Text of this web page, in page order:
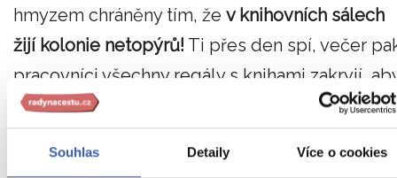
Souhlas Detaily Více o cookies
hmyzem chráněny tím, že v knihovních sálech
žijí kolonie netopýrů! Ti přes den spí, večer
pracovníci všechny regály s knihami zakryjí,
mohli ráno
odstranit netopýří trus, který se
později využívá jako hnojivo.Tento postup
praktikují také v portugalském paláci Mafra.